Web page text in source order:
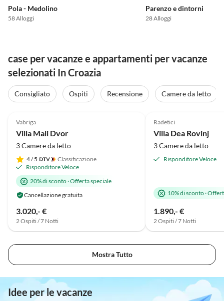
Pola - Medolino
58 Alloggi
Parenzo e dintorni
28 Alloggi
case per vacanze e appartamenti per vacanze
selezionati In Croazia
Consigliato Ospiti Recensione Camere da letto
Vabriga
Villa Mali Dvor
3 Camere da letto
4/ 5
Classificazione
Risponditore Veloce
20% di sconto·Offerta speciale
Cancellazione gratuita
3.020,- €
2 Ospiti / 7 Notti
Radetici
Villa Dea Rovinj
3 Camere da letto
Risponditore Veloce
10% di sconto·
1.890,- €
2 Ospiti / 7 Notti
Mostra Tutto
Idee per le vacanze